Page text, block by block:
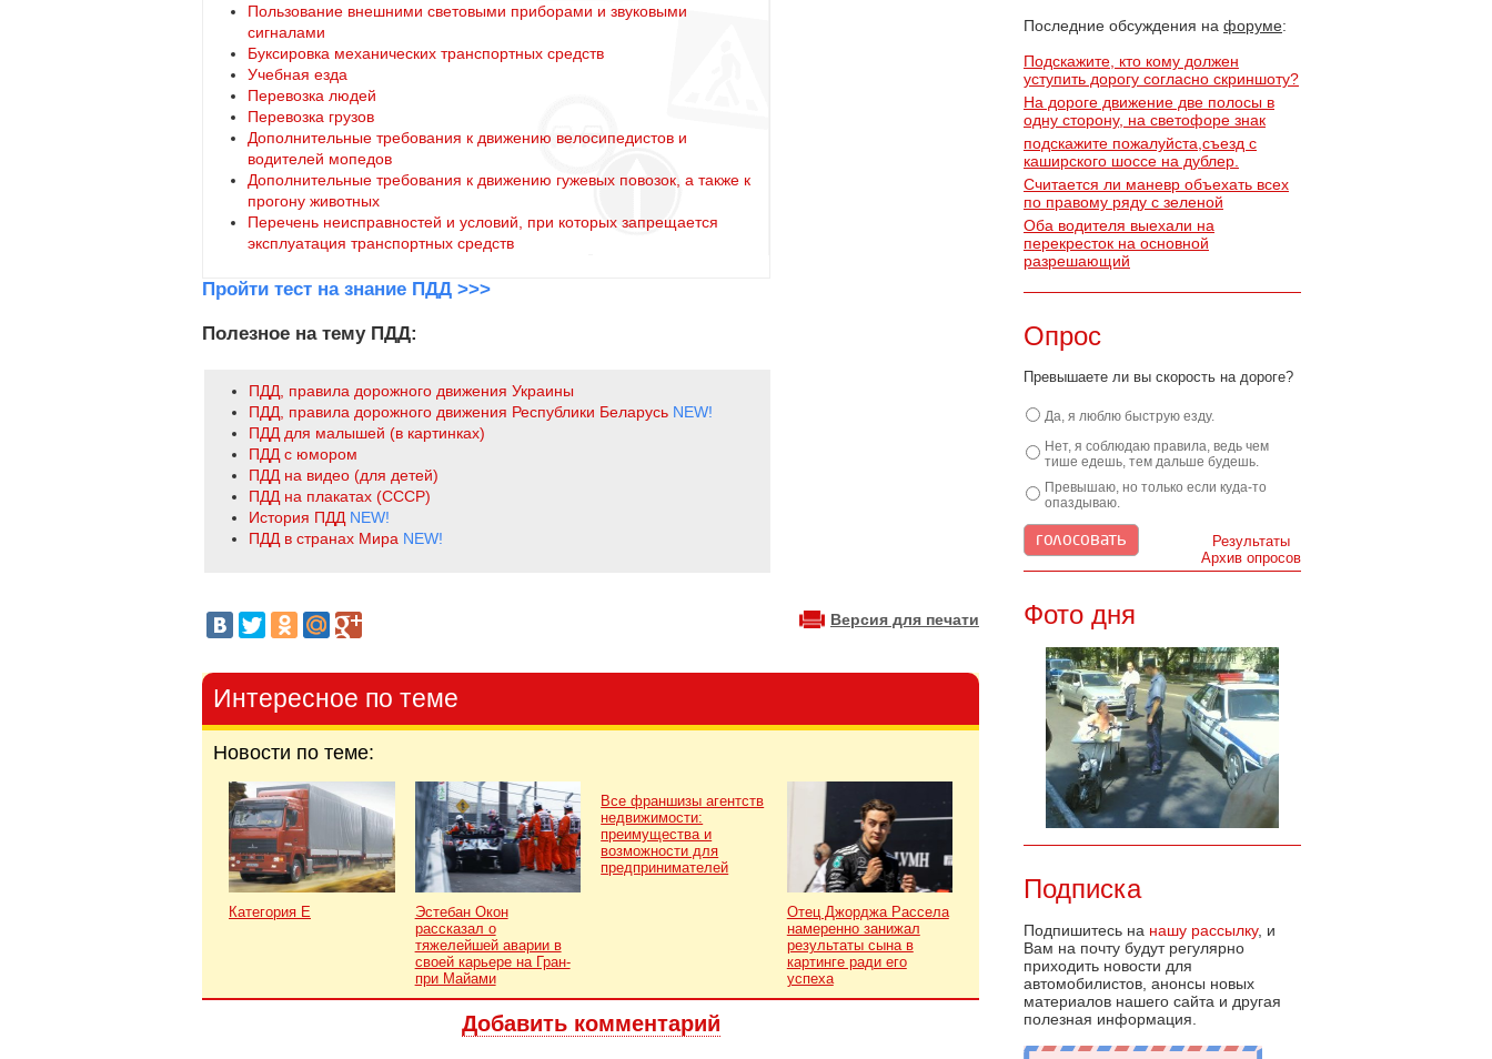
Последние обсуждения на форуме:
Подскажите, кто кому должен
уступить дорогу согласно скриншоту?
На дороге движение две полосы в
одну сторону, на светофоре знак
подскажите пожалуйста,съезд с
каширского шоссе на дублер.
Считается ли маневр объехать всех
по правому ряду с зеленой
Оба водителя выехали на
перекресток на основной
разрешающий
Опрос
Превышаете ли вы скорость на дороге?
Да, я люблю быструю езду.
Нет, я соблюдаю правила, ведь чем
тише едешь, тем дальше будешь.
Превышаю, но только если куда-то
опаздываю.
Результаты
Архив опросов
Фото дня
Подписка
Подпишитесь на нашу рассылку, и
Вам на почту будут регулярно
приходить новости для
автомобилистов, анонсы новых
материалов нашего сайта и другая
полезная информация.
Пользование внешними световыми приборами и звуковыми
сигналами
Буксировка механических транспортных средств
Учебная езда
Перевозка людей
Перевозка грузов
Дополнительные требования к движению велосипедистов и
водителей мопедов
Дополнительные требования к движению гужевых повозок, а также к
прогону животных
Перечень неисправностей и условий, при которых запрещается
эксплуатация транспортных средств
Пройти тест на знание ПДД >>>
Полезное на тему ПДД:
ПДД, правила дорожного движения Украины
ПДД, правила дорожного движения Республики Беларусь NEW!
ПДД для малышей (в картинках)
ПДД с юмором
ПДД на видео (для детей)
ПДД на плакатах (СССР)
История ПДД NEW!
ПДД в странах Мира NEW!
Версия для печати
Интересное по теме
Новости по теме:
Категория Е
Эстебан Окон
рассказал о
тяжелейшей аварии в
своей карьере на Гран-
при Майами
Все франшизы агентств
недвижимости:
преимущества и
возможности для
предпринимателей
Отец Джорджа Рассела
намеренно занижал
результаты сына в
картинге ради его
успеха
Добавить комментарий